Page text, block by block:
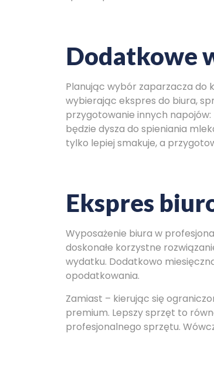
Dodatkowe
Planując wybór zaparzacza do
wybierając ekspres do biura,
przygotowanie innych
będzie dysza do spieniania
tylko lepiej smakuje, a
Ekspres
Wyposażenie biura w
doskonałe korzystne
wydatku. Dodatkowo
opodatkowania.
Zamiast – kierując się
premium. Lepszy sprzęt to
profesjonalnego sprzętu.